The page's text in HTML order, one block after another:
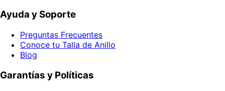
Ayuda y Soporte
Preguntas Frecuentes
Conoce tu Talla de Anillo
Blog
Garantías y Políticas